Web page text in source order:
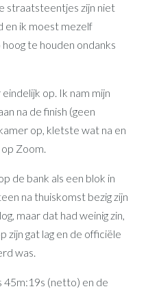
straatsteentjes zijn niet
en ik moest mezelf
te houden ondanks
op. Ik nam mijn
na de finish (geen
op, kletste wat na en
Zoom.
de bank als een blok in
na thuiskomst bezig zijn
maar dat had weinig zin,
zijn gat lag en de officiële
was.
45m:19s (netto) en de